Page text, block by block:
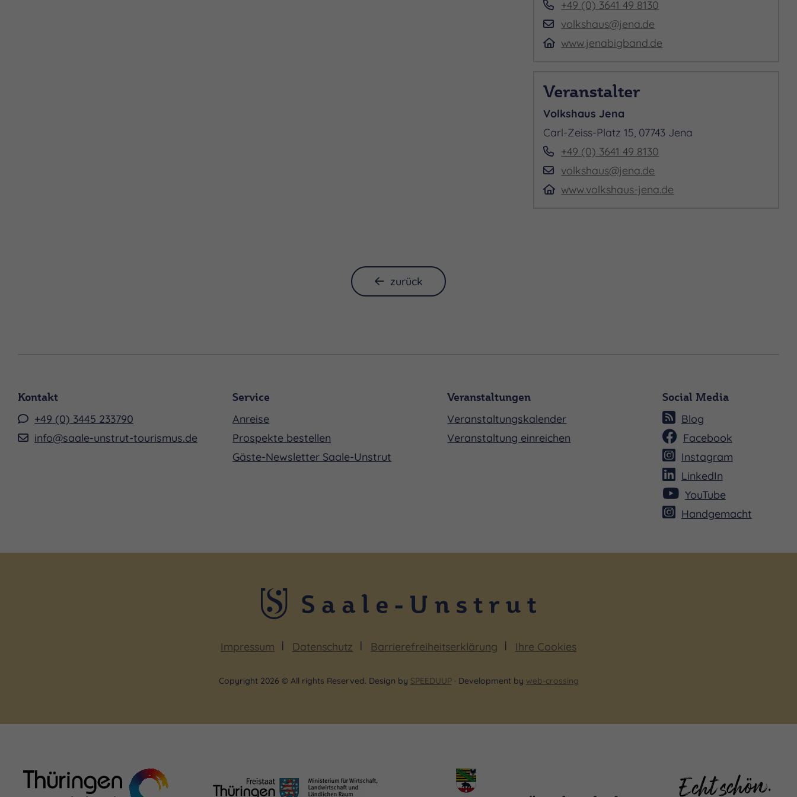
+49 (0) 3641 49 8130
volkshaus@jena.de
www.jenabigband.de
Veranstalter
Volkshaus Jena
Carl-Zeiss-Platz 15, 07743 Jena
+49 (0) 3641 49 8130
volkshaus@jena.de
www.volkshaus-jena.de
zurück
Kontakt
+49 (0) 3445 233790
info@saale-unstrut-tourismus.de
Service
Anreise
Prospekte bestellen
Gäste-Newsletter Saale-Unstrut
Veranstaltungen
Veranstaltungskalender
Veranstaltung einreichen
Social Media
Blog
Facebook
Instagram
LinkedIn
YouTube
Handgemacht
Impressum Datenschutz Barrierefreiheitserklärung Ihre Cookies
Copyright 2026 © All rights Reserved. Design by SPEEDUUP· Development by web-crossing